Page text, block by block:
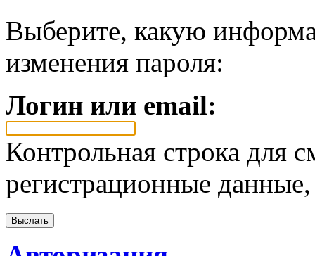
Выберите, какую
изменения пароля:
Логин или email:
Контрольная строка для
регистрационные